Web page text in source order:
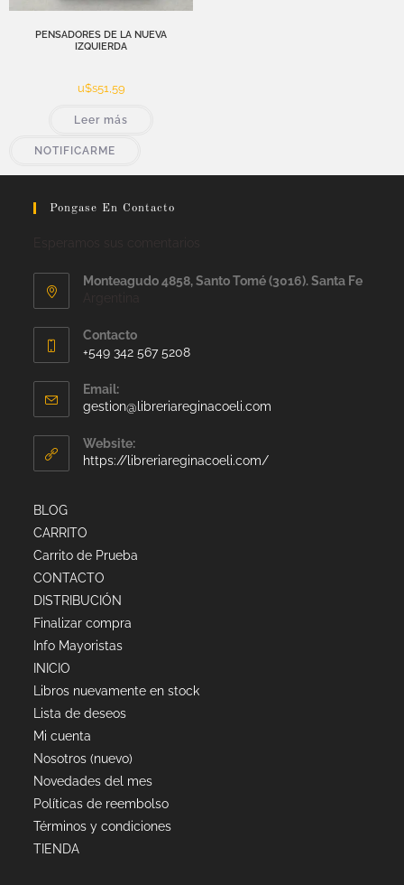
PENSADORES DE LA NUEVA
IZQUIERDA
u$s51,59
Leer más
NOTIFICARME
Pongase En Contacto
Monteagudo 4858, Santo Tomé (3016). Santa Fe
Contacto
+549 342 567 5208
Email:
gestion@libreriareginacoeli.com
Website:
https://libreriareginacoeli.com/
BLOG
CARRITO
Carrito de Prueba
CONTACTO
DISTRIBUCIÓN
Finalizar compra
Info Mayoristas
INICIO
Libros nuevamente en stock
Lista de deseos
Mi cuenta
Nosotros (nuevo)
Novedades del mes
Políticas de reembolso
Términos y condiciones
TIENDA